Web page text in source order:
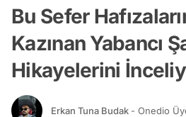
Bu Sefer
Kazınan Yabancı
Hikayelerini
Erkan Tuna Budak - Onedio